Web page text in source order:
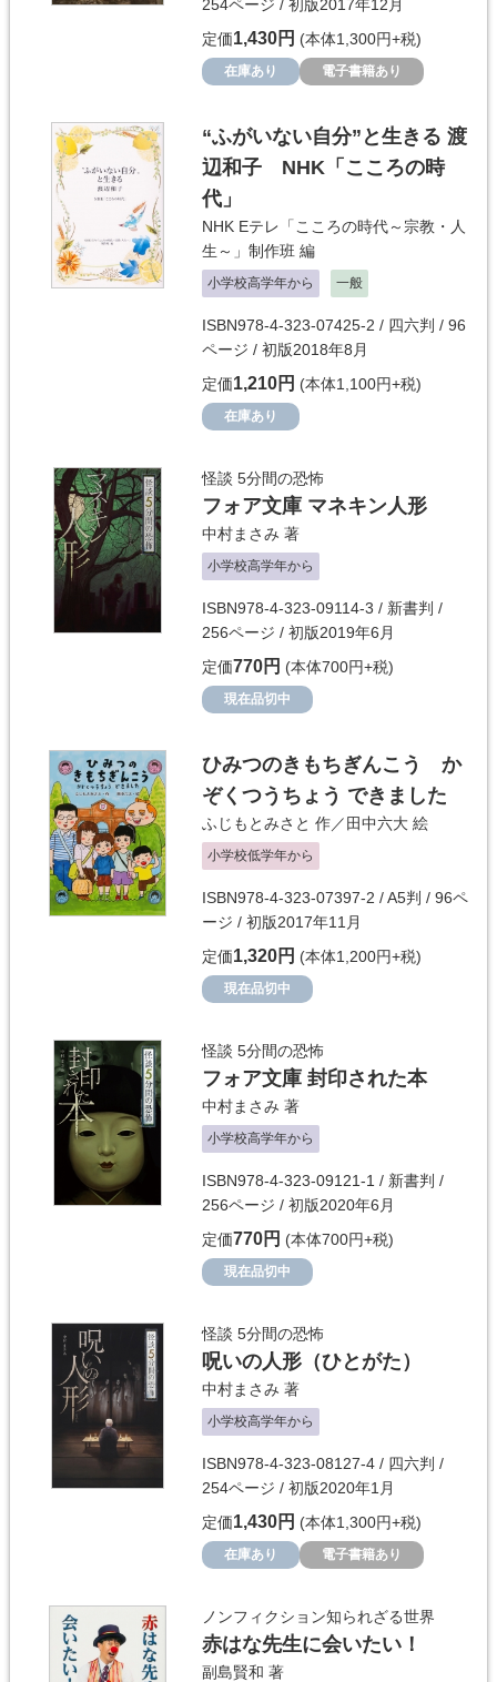
254ページ / 初版2017年12月
定価1,430円 (本体1,300円+税)
在庫あり 電子書籍あり
“ふがいない自分”と生きる 渡
辺和子 NHK「こころの時
代」
NHK Eテレ「こころの時代～宗教・人
生～」制作班 編
小学校高学年から 一般
ISBN978-4-323-07425-2 / 四六判 / 96
ページ / 初版2018年8月
定価1,210円 (本体1,100円+税)
在庫あり
怪談 5分間の恐怖
フォア文庫 マネキン人形
中村まさみ 著
小学校高学年から
ISBN978-4-323-09114-3 / 新書判 /
256ページ / 初版2019年6月
定価770円 (本体700円+税)
現在品切中
ひみつのきもちぎんこう か
ぞくつうちょう できました
ふじもとみさと 作／田中六大 絵
小学校低学年から
ISBN978-4-323-07397-2 / A5判 / 96ペ
ージ / 初版2017年11月
定価1,320円 (本体1,200円+税)
現在品切中
怪談 5分間の恐怖
フォア文庫 封印された本
中村まさみ 著
小学校高学年から
ISBN978-4-323-09121-1 / 新書判 /
256ページ / 初版2020年6月
定価770円 (本体700円+税)
現在品切中
怪談 5分間の恐怖
呪いの人形（ひとがた）
中村まさみ 著
小学校高学年から
ISBN978-4-323-08127-4 / 四六判 /
254ページ / 初版2020年1月
定価1,430円 (本体1,300円+税)
在庫あり 電子書籍あり
ノンフィクション知られざる世界
赤はな先生に会いたい！
副島賢和 著